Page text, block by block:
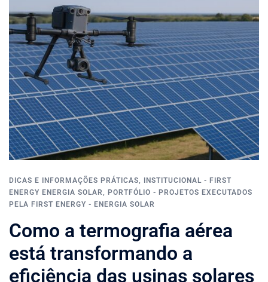
DICAS E INFORMAÇÕES PRÁTICAS
INSTITUCIONAL - FIRST
ENERGY ENERGIA SOLAR
PORTFÓLIO - PROJETOS EXECUTADOS
PELA FIRST ENERGY - ENERGIA SOLAR
Como a termografia aérea
está transformando a
eficiência das usinas solares